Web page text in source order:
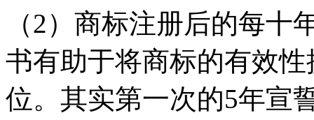
（2）商标注册后的每十
书有助于将商标的有效
位。其实第一次的5年宣